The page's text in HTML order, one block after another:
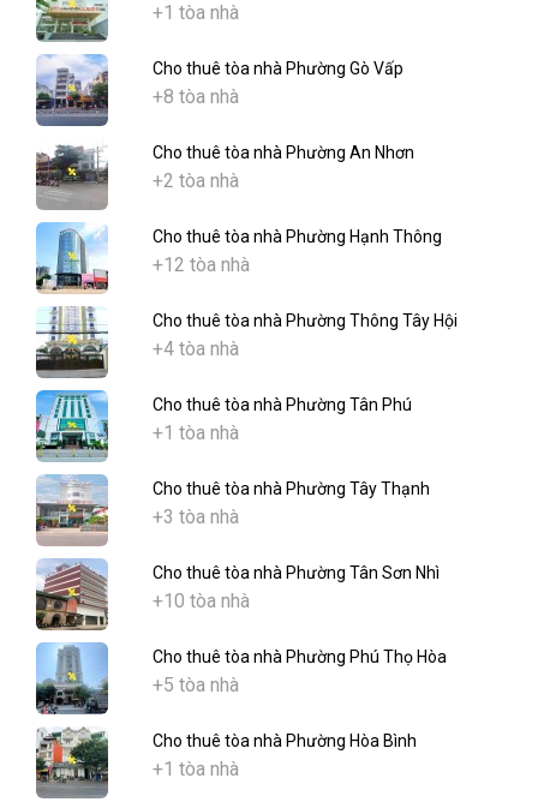
+1 tòa nhà
Cho thuê tòa nhà Phường Gò Vấp
+8 tòa nhà
Cho thuê tòa nhà Phường An Nhơn
+2 tòa nhà
Cho thuê tòa nhà Phường Hạnh Thông
+12 tòa nhà
Cho thuê tòa nhà Phường Thông Tây Hội
+4 tòa nhà
Cho thuê tòa nhà Phường Tân Phú
+1 tòa nhà
Cho thuê tòa nhà Phường Tây Thạnh
+3 tòa nhà
Cho thuê tòa nhà Phường Tân Sơn Nhì
+10 tòa nhà
Cho thuê tòa nhà Phường Phú Thọ Hòa
+5 tòa nhà
Cho thuê tòa nhà Phường Hòa Bình
+1 tòa nhà